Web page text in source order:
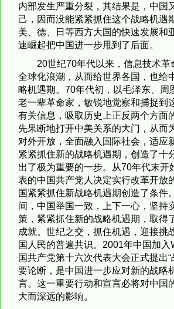
内部发生严重分裂，其结果是，中国
己，因而没能紧紧抓住这个战略机遇
美、德、日等西方大国的快速发展和
速崛起把中国进一步甩到了后面。
20世纪70年代以来，信息技术革
全球化浪潮，从而给世界各国，也给
略机遇期。70年代初，以毛泽东、周
老一辈革命家，敏锐地觉察和捕捉到
有关信息，吸取历史上正反两个方面
先果断地打开中美关系的大门，从而
对外开放，全面融入国际社会，适应
紧紧抓住新的战略机遇期，创造了十
出了极为重要的一步。从70年代末开
表的中国共产党人决定实行改革开放
国紧紧抓住新战略机遇期创造了条件
间，中国举国一致，上下一心，坚持
策，紧紧抓住新的战略机遇期，取得
成就。世纪之交，抓住机遇，迎接挑
国人民的普遍共识。2001年中国加入
国共产党第十六次代表大会正式提出“
要论断，是中国进一步应对新的战略
言。这一重要行动和宣言必将对中国
大而深远的影响。